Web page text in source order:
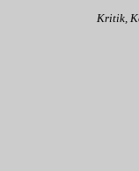
Kritik,